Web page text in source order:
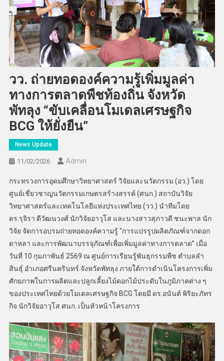
วว. ถ่ายทอดองค์ความรู้เพิ่มมูลค่า
ทางการตลาดพืชท้องถิ่น จังหวัด
พัทลุง “ขับเคลื่อนโมเดลเศรษฐกิจ
BCG ให้ยั่งยืน”
News Update
11/02/2026 Admin
กระทรวงการอุดมศึกษาวิทยาศาสตร์ วิจัยและนวัตกรรม (อว.) โดย
ศูนย์เชี่ยวชาญนวัตกรรมเกษตรสร้างสรรค์ (ศนก.) สถาบันวิจัย
วิทยาศาสตร์และเทคโนโลยีแห่งประเทศไทย (วว.) นำทีมโดย
ดร.รุจิรา ดีวัฒนวงศ์ นักวิจัยอาวุโส และนางสาวสุภาวดี ชนะพาล นัก
วิจัย จัดการอบรมถ่ายทอดองค์ความรู้ “การแปรรูปผลิตภัณฑ์จากดอก
ดาหลา และการพัฒนาบรรจุภัณฑ์เพื่อเพิ่มมูลค่าทางการตลาด” เมื่อ
วันที่ 10 กุมภาพันธ์ 2569 ณ ศูนย์การเรียนรู้พันธุกรรมพืช ตำบลลำ
สินธุ์ อำเภอศรีนครินทร์ จังหวัดพัทลุง ภายใต้การดำเนินโครงการเพิ่ม
ศักยภาพในการผลิตและปลูกเลี้ยงไม้ดอกไม้ประดับในภูมิภาคต่าง ๆ
ของประเทศไทยด้วยโมเดลเศรษฐกิจ BCG โดยมี ดร.อนันต์ พิริยะภัทร
กิจ นักวิจัยอาวุโส ศนก. เป็นหัวหน้าโครงการ